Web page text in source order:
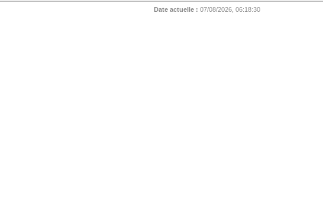
Date actuelle : 07/08/2026, 06:18:30